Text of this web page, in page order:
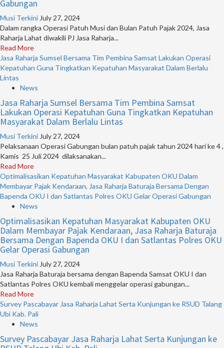
Gabungan
Musi Terkini July 27, 2024
Dalam rangka Operasi Patuh Musi dan Bulan Patuh Pajak 2024, Jasa
Raharja Lahat diwakili PJ Jasa Raharja...
Read More
Jasa Raharja Sumsel Bersama Tim Pembina Samsat Lakukan Operasi
Kepatuhan Guna Tingkatkan Kepatuhan Masyarakat Dalam Berlalu
Lintas
News
Jasa Raharja Sumsel Bersama Tim Pembina Samsat
Lakukan Operasi Kepatuhan Guna Tingkatkan Kepatuhan
Masyarakat Dalam Berlalu Lintas
Musi Terkini July 27, 2024
Pelaksanaan Operasi Gabungan bulan patuh pajak tahun 2024 hari ke 4 ,
Kamis 25 Juli 2024 dilaksanakan...
Read More
Optimalisasikan Kepatuhan Masyarakat Kabupaten OKU Dalam
Membayar Pajak Kendaraan, Jasa Raharja Baturaja Bersama Dengan
Bapenda OKU I dan Satlantas Polres OKU Gelar Operasi Gabungan
News
Optimalisasikan Kepatuhan Masyarakat Kabupaten OKU
Dalam Membayar Pajak Kendaraan, Jasa Raharja Baturaja
Bersama Dengan Bapenda OKU I dan Satlantas Polres OKU
Gelar Operasi Gabungan
Musi Terkini July 27, 2024
Jasa Raharja Baturaja bersama dengan Bapenda Samsat OKU I dan
Satlantas Polres OKU kembali menggelar operasi gabungan...
Read More
Survey Pascabayar Jasa Raharja Lahat Serta Kunjungan ke RSUD Talang
Ubi Kab. Pali
News
Survey Pascabayar Jasa Raharja Lahat Serta Kunjungan ke